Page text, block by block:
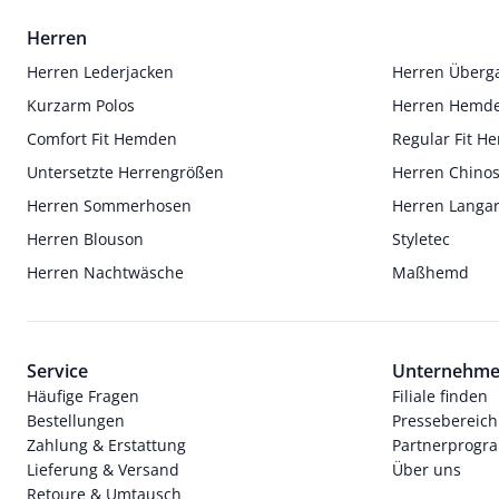
Herren
Herren Lederjacken
Herren
Kurzarm Polos
Herren
Comfort Fit Hemden
Regular Fit
Untersetzte Herrengrößen
Herren Chinos
Herren Sommerhosen
Herren
Herren Blouson
Styletec
Herren Nachtwäsche
Maßhemd
Service
Häufige Fragen
Bestellungen
Zahlung & Erstattung
Lieferung & Versand
Retoure & Umtausch
Filiale finden
Pressebereich
Über uns